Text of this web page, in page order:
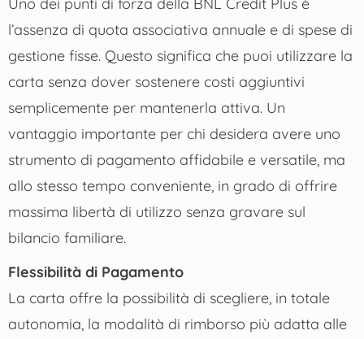
l’assenza di quota associativa annuale e di spese di
gestione fisse. Questo significa che puoi utilizzare la
carta senza dover sostenere costi aggiuntivi
semplicemente per mantenerla attiva. Un
vantaggio importante per chi desidera avere uno
strumento di pagamento affidabile e versatile, ma
allo stesso tempo conveniente, in grado di offrire
massima libertà di utilizzo senza gravare sul
bilancio familiare.
Flessibilità di Pagamento
La carta offre la possibilità di scegliere, in totale
autonomia, la modalità di rimborso più adatta alle